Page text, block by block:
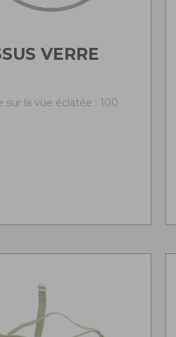
VERRE
sur la vue éclatée : 100